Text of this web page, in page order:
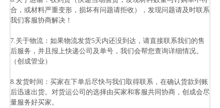
合，或材料严重变形，损坏有问题请拒收），发现问题请及时联系
我们客服协商解决！
7.关于物流：如果物流发货5天内还没到达，请直接联系我们的售
后服务，并且报上快递公司及单号，我们会帮您查询详细情况。
（创成管业）
8.发货时间：买家在下单后尽快与我们取得联系，在确认货款到账
后迅速出货。对货运公司的选择由买家和客服共同协商，创成会尽
量服务好买家。